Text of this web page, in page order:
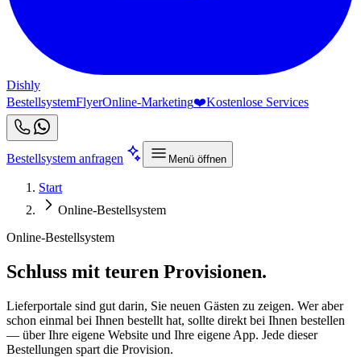
Dishly
BestellsystemFlyerOnline-Marketing❤️Kostenlose Services
Bestellsystem anfragen Menü öffnen
Start
Online-Bestellsystem
Online-Bestellsystem
Schluss mit teuren Provisionen.
Lieferportale sind gut darin, Sie neuen Gästen zu zeigen. Wer aber
schon einmal bei Ihnen bestellt hat, sollte direkt bei Ihnen bestellen
— über Ihre eigene Website und Ihre eigene App. Jede dieser
Bestellungen spart die Provision.